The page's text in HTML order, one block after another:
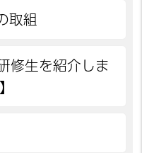
取組
修生を紹介しま